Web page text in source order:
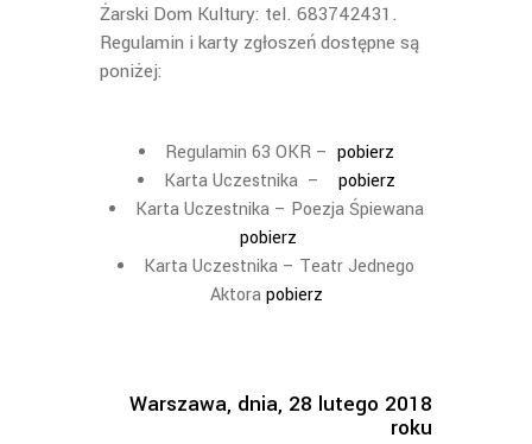
Żarski Dom Kultury: tel. 683742431.
Regulamin i karty zgłoszeń dostępne są
poniżej:
Regulamin 63 OKR – pobierz
Karta Uczestnika –
pobierz
Karta Uczestnika – Poezja Śpiewana
pobierz
Karta Uczestnika – Teatr Jednego
Aktorapobierz
Warszawa, dnia, 28 lutego 2018
roku